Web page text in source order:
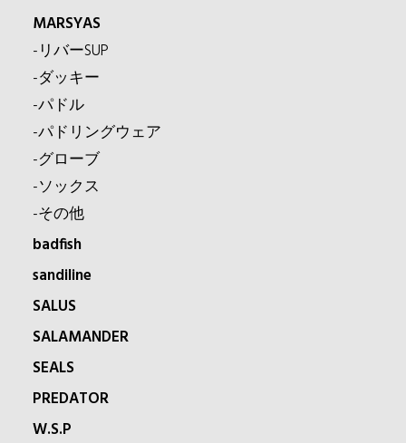
MARSYAS
-リバーSUP
-ダッキー
-パドル
-パドリングウェア
-グローブ
-ソックス
-その他
badfish
sandiline
SALUS
SALAMANDER
SEALS
PREDATOR
W.S.P